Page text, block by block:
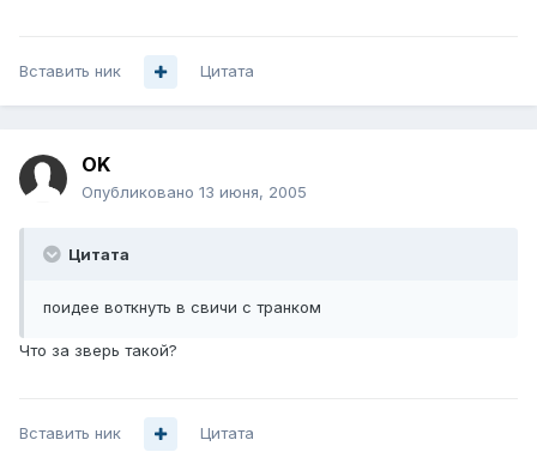
Вставить ник Цитата
OK
Опубликовано 13 июня, 2005
Цитата
поидее воткнуть в свичи с транком
Что за зверь такой?
Вставить ник Цитата